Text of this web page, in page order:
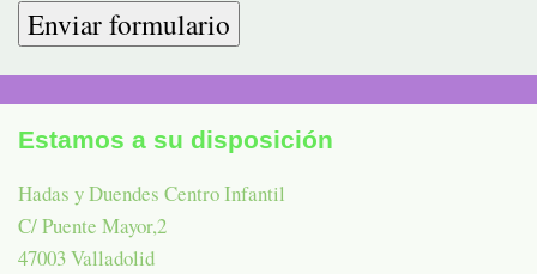
Estamos a su disposición
Hadas y Duendes Centro Infantil
C/ Puente Mayor,2
47003Valladolid